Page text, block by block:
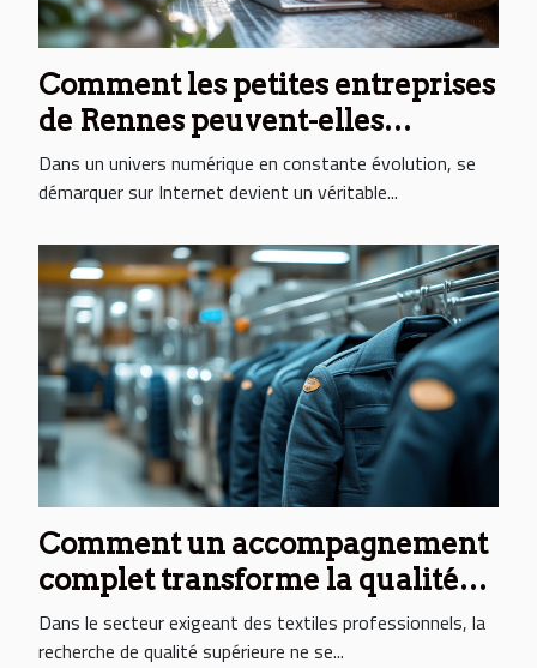
Comment les petites entreprises
de Rennes peuvent-elles
bénéficier du référencement
naturel ?
Dans un univers numérique en constante évolution, se
démarquer sur Internet devient un véritable...
Comment un accompagnement
complet transforme la qualité
des textiles professionnels
Dans le secteur exigeant des textiles professionnels, la
recherche de qualité supérieure ne se...